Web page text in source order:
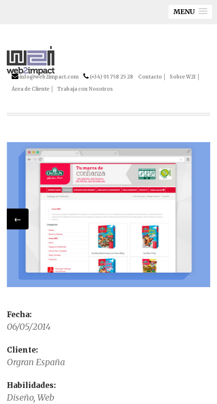
MENU
info@web2impact.com (+34) 91 758 25 28 Contacto
Sobre W2I
Área de Cliente
Trabaja con Nosotros
←
Fecha:
06/05/2014
Cliente:
Orgran España
Habilidades:
Diseño, Web